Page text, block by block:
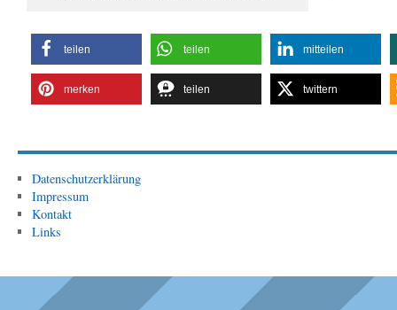
teilen teilen mitteilen
merken teilen twittern
Datenschutzerklärung
Impressum
Kontakt
Links